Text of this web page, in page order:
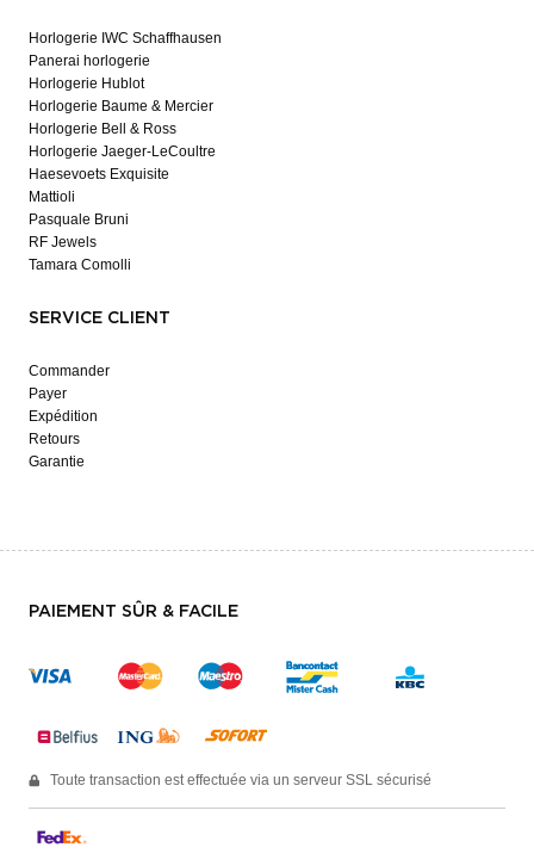
Horlogerie IWC Schaffhausen
Panerai horlogerie
Horlogerie Hublot
Horlogerie Baume & Mercier
Horlogerie Bell & Ross
Horlogerie Jaeger-LeCoultre
Haesevoets Exquisite
Mattioli
Pasquale Bruni
RF Jewels
Tamara Comolli
SERVICE CLIENT
Commander
Payer
Expédition
Retours
Garantie
PAIEMENT SÛR & FACILE
Toute transaction est effectuée via un serveur SSL sécurisé